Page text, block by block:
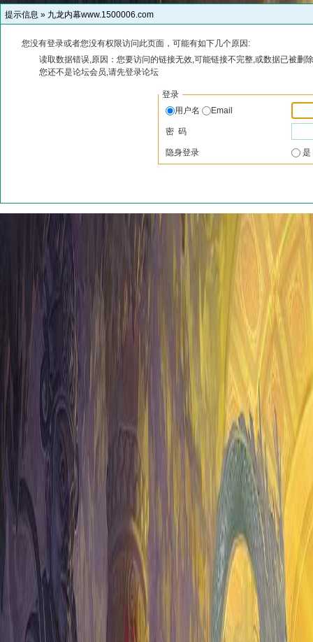
提示信息 » 九龙内幕www.1500006.com
您没有登录或者您没有权限访问此页面，可能有如下几个原因:
读取数据错误,原因：您要访问的链接无效,可能链接不完整,或数据已被删
您还不是论坛会员,请先登录论坛
登录
用户名
Email
密 码
隐身登录